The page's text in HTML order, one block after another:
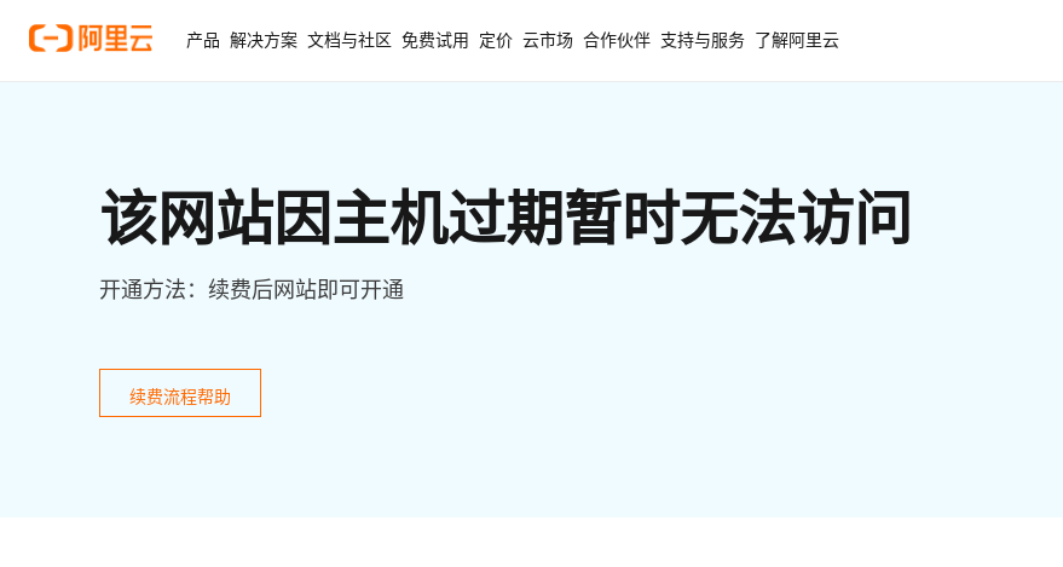
产品 解决方案 文档与社区 免费试用 定价 云市场 合作伙伴 支持与服务 了解阿里云
该网站因主机过期暂时无法访问
开通方法：续费后网站即可开通
续费流程帮助